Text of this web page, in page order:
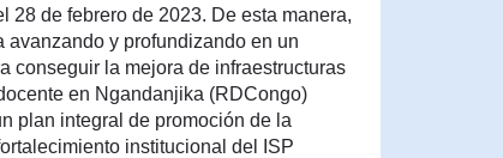
28 de febrero de 2023. De esta manera,
y profundizando en un
conseguir la mejora de infraestructuras
en Ngandanjika (RDCongo)
plan integral de promoción de la
institucional del ISP